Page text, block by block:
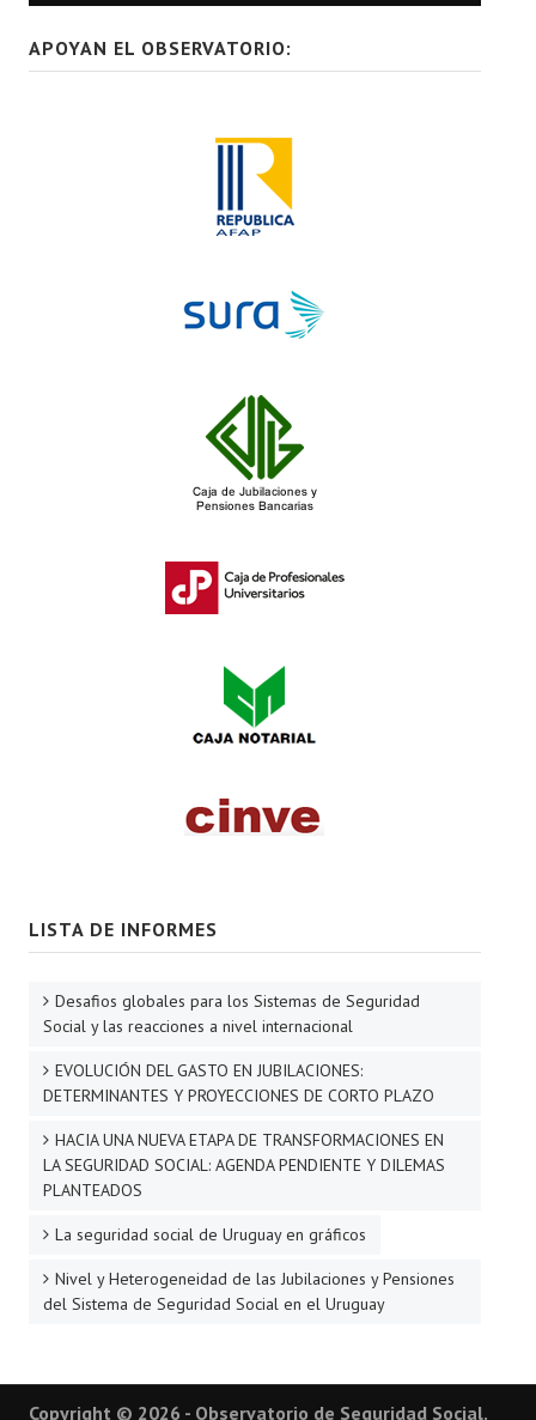
APOYAN EL OBSERVATORIO:
LISTA DE INFORMES
Desafios globales para los Sistemas de Seguridad
Social y las reacciones a nivel internacional
EVOLUCIÓN DEL GASTO EN JUBILACIONES:
DETERMINANTES Y PROYECCIONES DE CORTO PLAZO
HACIA UNA NUEVA ETAPA DE TRANSFORMACIONES EN
LA SEGURIDAD SOCIAL: AGENDA PENDIENTE Y DILEMAS
PLANTEADOS
La seguridad social de Uruguay en gráficos
Nivel y Heterogeneidad de las Jubilaciones y Pensiones
del Sistema de Seguridad Social en el Uruguay
Copyright © 2026 - Observatorio de Seguridad Social.